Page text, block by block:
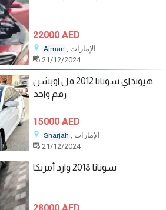
22000 AED
Ajman
, الإمارات
21/12/2024
هيونداي سوناتا 2012 فل اوبشن
رقم واحد
15000 AED
Sharjah
, الإمارات
21/12/2024
سوناتا 2018 وارد أمريكا